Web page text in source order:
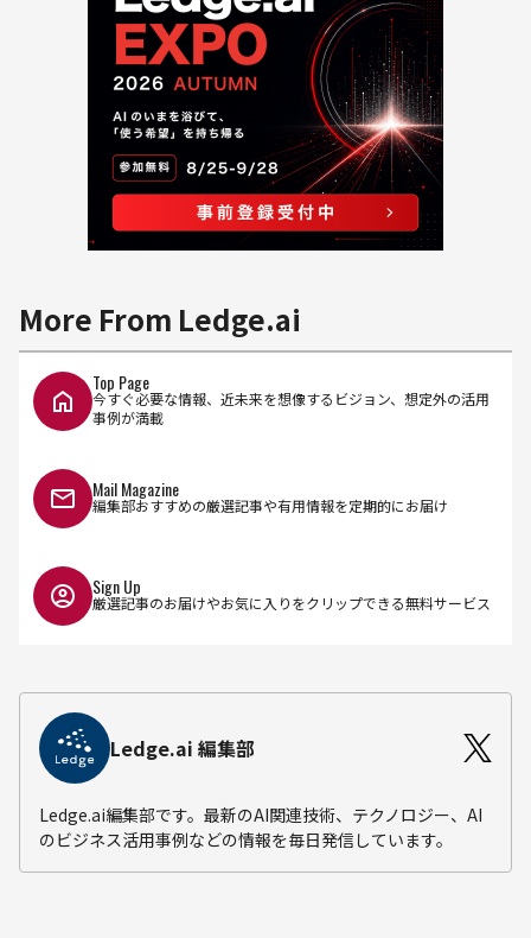
More From Ledge.ai
Top Page
今すぐ必要な情報、近未来を想像するビジョン、想定外の活用
事例が満載
Mail Magazine
編集部おすすめの厳選記事や有用情報を定期的にお届け
Sign Up
厳選記事のお届けやお気に入りをクリップできる無料サービス
Ledge.ai 編集部
Ledge.ai編集部です。最新のAI関連技術、テクノロジー、AI
のビジネス活用事例などの情報を毎日発信しています。